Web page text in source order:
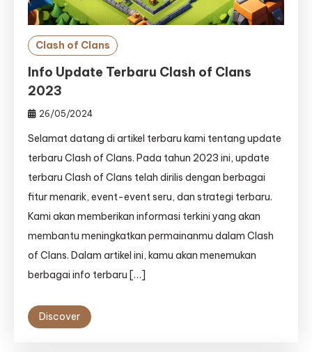
Clash of Clans
Info Update Terbaru Clash of Clans
2023
26/05/2024
Selamat datang di artikel terbaru kami tentang update
terbaru Clash of Clans. Pada tahun 2023 ini, update
terbaru Clash of Clans telah dirilis dengan berbagai
fitur menarik, event-event seru, dan strategi terbaru.
Kami akan memberikan informasi terkini yang akan
membantu meningkatkan permainanmu dalam Clash
of Clans. Dalam artikel ini, kamu akan menemukan
berbagai info terbaru […]
Discover